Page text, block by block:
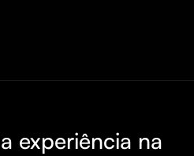
experiência na